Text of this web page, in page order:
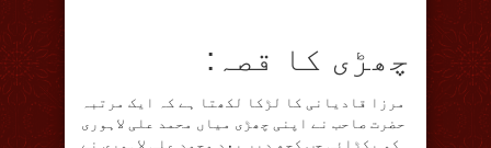
چھڑی کا قصہ:
مرزا قادیانی کا لڑکا لکھتا ہے کہ ایک مرتبہ
حضرت صاحب نے اپنی چھڑی میاں محمد علی لاہوری
کو پکڑائی جب کچھ دیر بعد محمد علی لاہوری نے